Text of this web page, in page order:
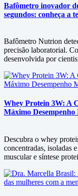
Bafômetro inovador
segundos: conheça a
Bafômetro Nutrion
precisão laboratorial.
desenvolvida por
Whey Protein 3W: A
Máximo
Descubra o whey
concentradas, isoladas
muscular e síntese